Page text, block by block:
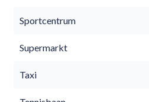
Sportcentrum
Supermarkt
Taxi